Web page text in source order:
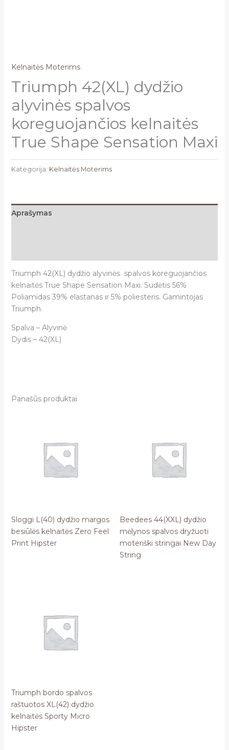
Kelnaitės Moterims
Triumph 42(XL) dydžio
alyvinės spalvos
koreguojančios kelnaitės
True Shape Sensation Maxi
Kategorija: Kelnaitės Moterims
Aprašymas
Triumph 42(XL) dydžio alyvinės spalvos koreguojančios
kelnaitės True Shape Sensation Maxi. Sudėtis 56%
Poliamidas 39% elastanas ir 5% poliesteris. Gamintojas
Triumph.
Spalva – Alyvinė
Dydis – 42(XL)
Panašūs produktai
Sloggi L(40) dydžio margos
besiūlės kelnaitės Zero Feel
Print Hipster
Beedees 44(XXL) dydžio
mėlynos spalvos dryžuoti
moteriški stringai New Day
String
Triumph bordo spalvos
raštuotos XL(42) dydžio
kelnaitės Sporty Micro
Hipster